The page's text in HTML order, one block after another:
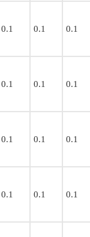
0.1 0.1 0.1
0.1 0.1 0.1
0.1 0.1 0.1
0.1 0.1 0.1